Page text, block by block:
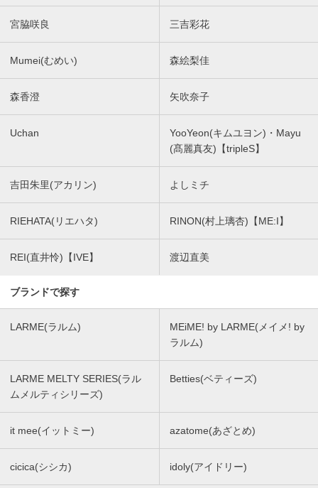
宮脇咲良 三吉彩花
Mumei(むめい) 森絵梨佳
森香澄 矢吹奈子
Uchan
YooYeon(キムユヨン)・Mayu
(髙麗真友)【tripleS】
吉田朱里(アカリン) よしミチ
RIEHATA(リエハタ) RINON(村上璃杏)【ME:I】
REI(直井怜)【IVE】 渡辺直美
ブランドで探す
LARME(ラルム)
MEiME! by LARME(メイメ! by
ラルム)
LARME MELTY SERIES(ラル
ムメルティシリーズ)
Betties(ベティーズ)
it mee(イットミー) azatome(あざとめ)
cicica(シシカ) idoly(アイドリー)